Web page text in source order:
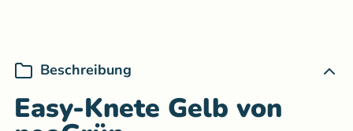
Beschreibung
Easy-Knete Gelb von